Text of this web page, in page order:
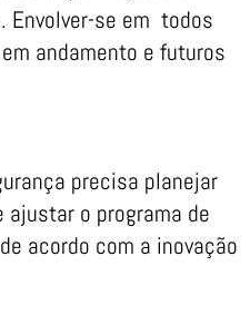
Envolver-se em todos
andamento e futuros
precisa planejar
o programa de
acordo com a inovação